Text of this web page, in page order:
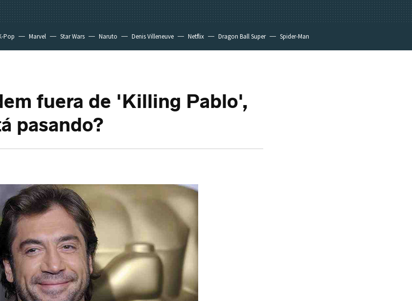
Pop Marvel Star Wars Naruto Denis Villeneuve Netflix Dragon Ball Super Spider-Man
fuera de 'Killing Pablo',
pasando?